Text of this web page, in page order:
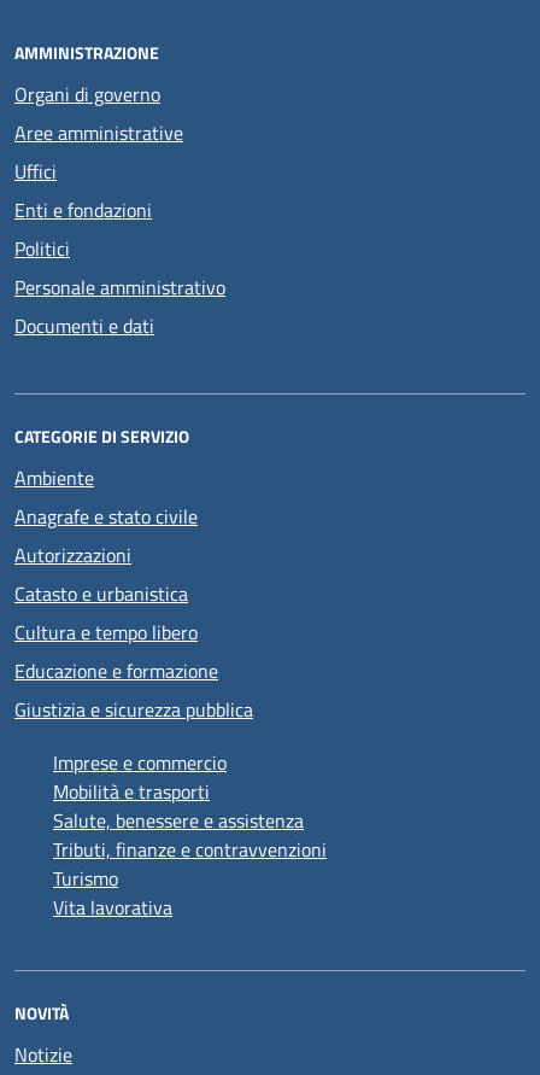
AMMINISTRAZIONE
Organi di governo
Aree amministrative
Uffici
Enti e fondazioni
Politici
Personale amministrativo
Documenti e dati
CATEGORIE DI SERVIZIO
Ambiente
Anagrafe e stato civile
Autorizzazioni
Catasto e urbanistica
Cultura e tempo libero
Educazione e formazione
Giustizia e sicurezza pubblica
Imprese e commercio
Mobilità e trasporti
Salute, benessere e assistenza
Tributi, finanze e contravvenzioni
Turismo
Vita lavorativa
NOVITÀ
Notizie